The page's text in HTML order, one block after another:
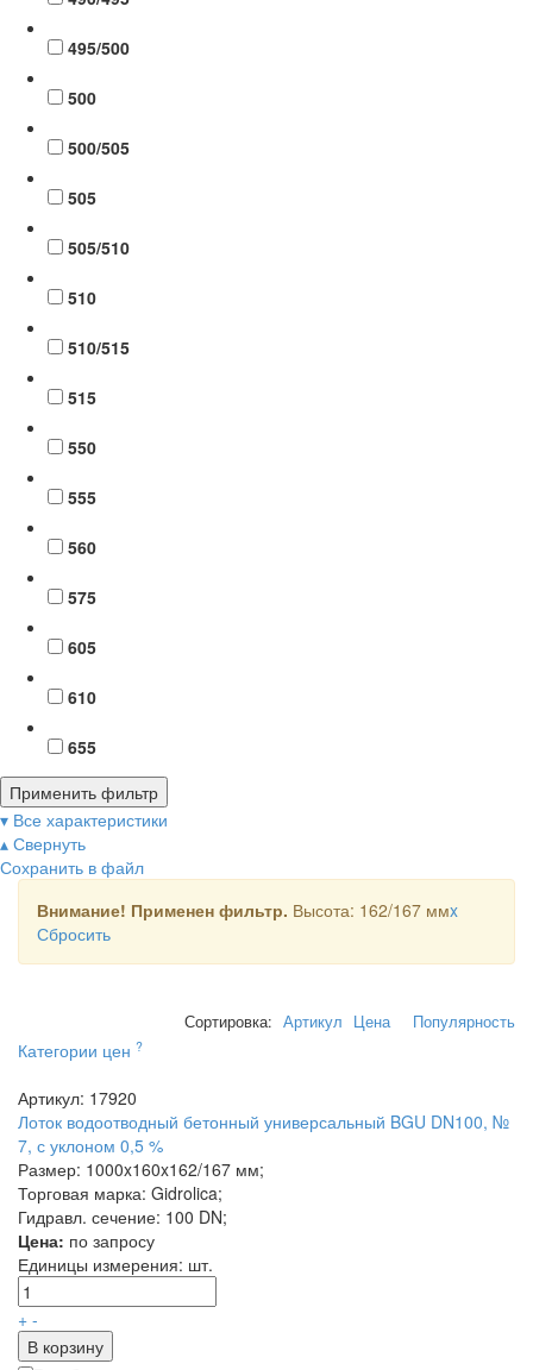
495/500
500
500/505
505
505/510
510
510/515
515
550
555
560
575
605
610
655
Применить фильтр
▾ Все характеристики
▴ Свернуть
Сохранить в файл
Внимание! Применен фильтр. Высота: 162/167 ммx
Сбросить
Сортировка: Артикул Цена Популярность
Категории цен ?
Артикул: 17920
Лоток водоотводный бетонный универсальный BGU DN100, №
7, с уклоном 0,5 %
Размер: 1000x160x162/167 мм;
Торговая марка: Gidrolica;
Гидравл. сечение: 100 DN;
Цена: по запросу
Единицы измерения: шт.
+ -
В корзину